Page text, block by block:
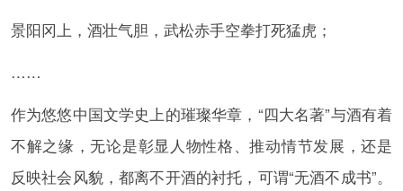
景阳冈上，酒壮气胆，武松赤手空拳打死猛虎；
……
作为悠悠中国文学史上的璀璨华章，“四大名著”与酒有着
不解之缘，无论是彰显人物性格、推动情节发展，还是
反映社会风貌，都离不开酒的衬托，可谓“无酒不成书”。